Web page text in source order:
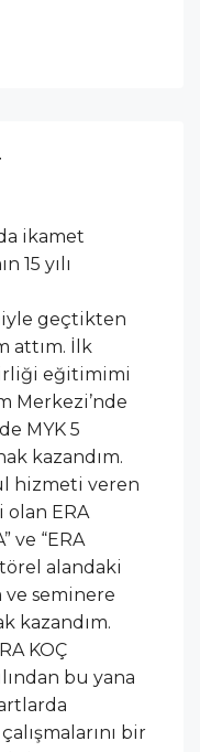
ikamet
15 yılı
geçtikten
attım. İlk
eğitimimi
Merkezi’nde
MYK 5
kazandım.
hizmeti veren
ERA
ve “ERA
alandaki
seminere
kazandım.
KOÇ
bu yana
bir